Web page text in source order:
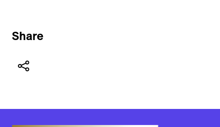
Share